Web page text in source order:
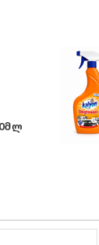
16,23